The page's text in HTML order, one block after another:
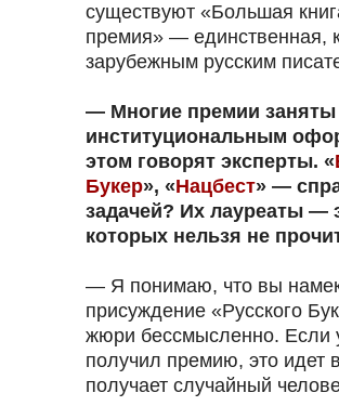
существуют «Большая
премия» — единственная,
зарубежным русским
— Многие премии заняты
институциональным
этом говорят эксперты. «
Букер», «Нацбест» —
задачей? Их лауреаты —
которых нельзя не
— Я понимаю, что вы
присуждение «Русского
жюри бессмысленно. Если
получил премию, это идет
получает случайный